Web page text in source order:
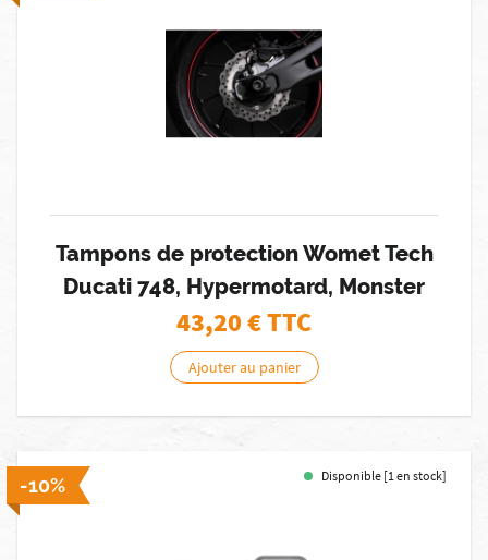
Tampons de protection Womet Tech
Ducati 748, Hypermotard, Monster
43,20€ TTC
Ajouter au panier
-10% Disponible [1 en stock]